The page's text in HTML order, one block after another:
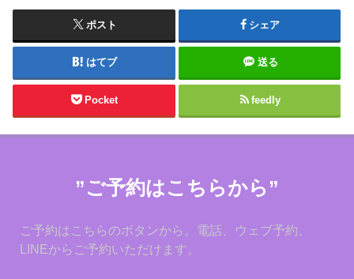
ポスト シェア
はてブ 送る
Pocket feedly
”ご予約はこちらから”
ご予約はこちらのボタンから。電話、ウェブ予約、
LINEからご予約いただけます。